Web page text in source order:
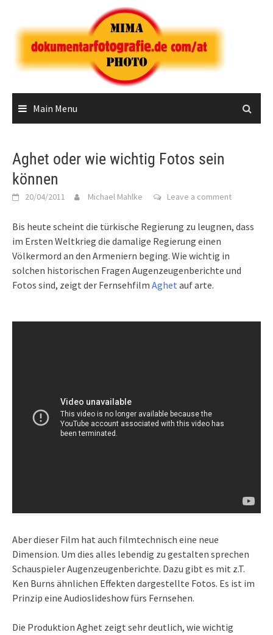
content
Main Menu
Aghet oder wie wichtig Fotos sein
können
20/04/2011 Michael Mahlke Leave a comment
Bis heute scheint die türkische Regierung zu leugnen, dass
im Ersten Weltkrieg die damalige Regierung einen
Völkermord an den Armeniern beging. Wie wichtig in
solchen historischen Fragen Augenzeugenberichte und
Fotos sind, zeigt der Fernsehfilm Aghet auf arte.
Aber dieser Film hat auch filmtechnisch eine neue
Dimension. Um dies alles lebendig zu gestalten sprechen
Schauspieler Augenzeugenberichte. Dazu gibt es mit z.T.
Ken Burns ähnlichen Effekten dargestellte Fotos. Es ist im
Prinzip eine Audioslideshow fürs Fernsehen.
Die Produktion Aghet zeigt sehr deutlich, wie wichtig